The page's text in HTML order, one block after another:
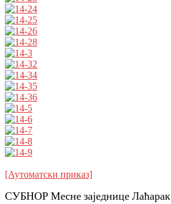
[Аутоматски приказ]
СУБНОР Месне заједнице Лаћарак